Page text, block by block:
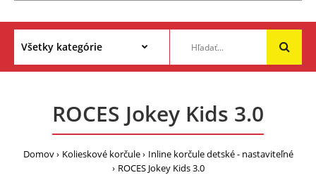
ROCES Jokey Kids 3.0
Domov Kolieskové korčule
Inline korčule detské - nastaviteľné
ROCES Jokey Kids 3.0